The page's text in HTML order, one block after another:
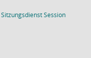
SitzungsdienstSession(Wird in